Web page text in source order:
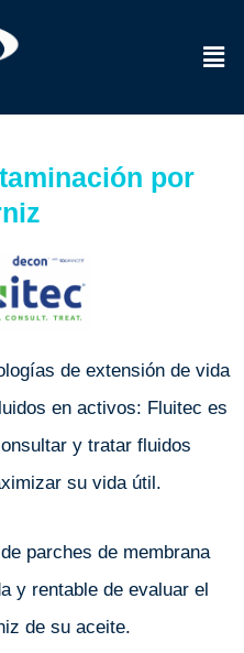
por
de extensión de vida
en activos: Fluitec es
y tratar fluidos
su vida útil.
parches de membrana
y rentable de evaluar el
de su aceite.